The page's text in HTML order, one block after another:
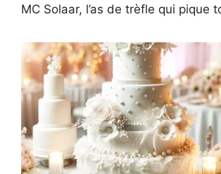
MC Solaar, l’as de trèfle qui pique